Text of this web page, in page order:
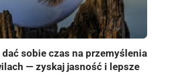
sobie czas na przemyślenia
— zyskaj jasność i lepsze